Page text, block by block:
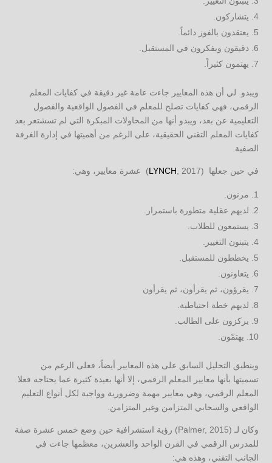
يتشاركون.
يعتقدون بالفوز دائماً.
دقيقون ويفكرون في المستقبل.
يهتمون كثيراً.
ويبدو لي أن هذه المعايير جاءت عامة غير دقيقة في كفايات المعلم
الرقمي، فهي كفايات تصلح للمعلم في الفصول الواقعية والفصول
التعليمية عن بعد، ويبدو أنها من المحاولات المبكرة التي لم تسشتعر بعد
كفايات المعلم التقني الحقيقية، على الرغم من أهميتها في إدارة الغرفة
الصفية.
في حين جعلها ( LYNCH , 2017) عشرة معايير، وهي:
مرنون.
لديهم عقلية متطورة باستمرار.
يستمعون للطلاب.
يتبنون التغيير.
يخططون للمستقبل.
يتعاونون.
يقرؤون، ثم يقرأون، ثم يقرأون
لديهم خطة احتياطية.
يركزون على الطالب.
يهتمّون.
وينطبق التحليل السابق على هذه المعايير أيضاً، فعلى الرغم من
تسميتها بأنها معايير المعلم الرقمي، إلا أنها بعيدة كثيرة عما يحتاجه فعلا
المعلم الرقمي، وهي معايير مهمة وضرورية وواجبة لكل أنواع التعليم
الواقعي والسحابي المتزامن وغير المتزامن.
وكان لـ (Palmer, 2015) رؤية استشرافية حين وضع خمس عشرة صفة
للمدرس الرقمي في القرن الواحد والعشرين، معظمها جاءت في
الجانب التقني، وهذه هي: